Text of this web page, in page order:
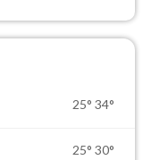
25° 34°
25° 30°